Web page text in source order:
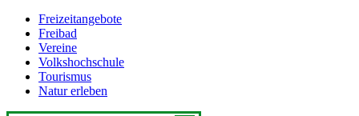
Freizeitangebote
Freibad
Vereine
Volkshochschule
Tourismus
Natur erleben